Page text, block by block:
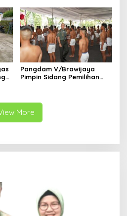
Pangdam V/Brawijaya
Pimpin Sidang Pemilihan
More